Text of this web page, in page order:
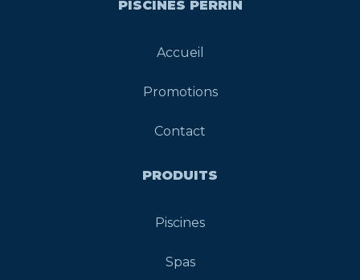
PISCINES PERRIN
Accueil
Promotions
Contact
PRODUITS
Piscines
Spas